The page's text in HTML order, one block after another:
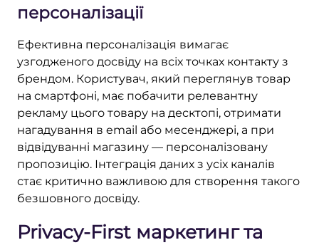
персоналізації
Ефективна персоналізація вимагає
узгодженого досвіду на всіх точках контакту з
брендом. Користувач, який переглянув товар
на смартфоні, має побачити релевантну
рекламу цього товару на десктопі, отримати
нагадування в email або месенджері, а при
відвідуванні магазину — персоналізовану
пропозицію. Інтеграція даних з усіх каналів
стає критично важливою для створення такого
безшовного досвіду.
Privacy-First маркетинг та